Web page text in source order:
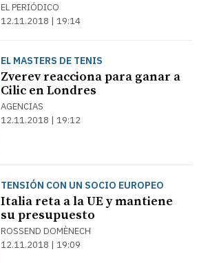
EL PERIÓDICO
12.11.2018 | 19:14
EL MASTERS DE TENIS
Zverev reacciona para ganar a
Cilic en Londres
AGENCIAS
12.11.2018 | 19:12
TENSIÓN CON UN SOCIO EUROPEO
Italia reta a la UE y mantiene
su presupuesto
ROSSEND DOMÈNECH
12.11.2018 | 19:09